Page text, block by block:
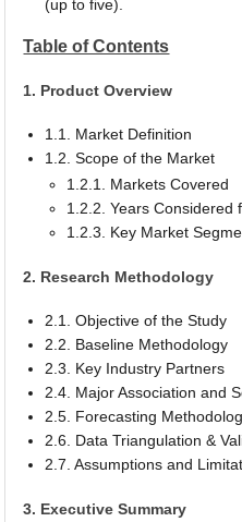
(up to five).
Table of Contents
1. Product Overview
1.1. Market Definition
1.2. Scope of the Market
1.2.1. Markets Covered
1.2.2. Years Considered
1.2.3. Key Market
2. Research Methodology
2.1. Objective of the Study
2.2. Baseline Methodology
2.3. Key Industry Partners
2.4. Major Association and
2.5. Forecasting
2.6. Data Triangulation &
2.7. Assumptions and
3. Executive Summary